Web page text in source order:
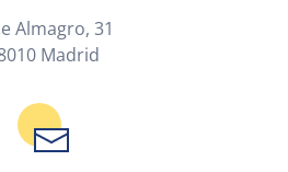
Almagro, 31
Madrid